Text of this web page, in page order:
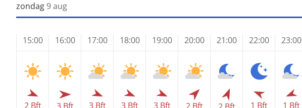
zondag9 aug
15:00
2 Bft
16:00 17:00
3 Bft
18:00
3 Bft
19:00
3 Bft
20:00 21:00 22:00
1 Bft
23:00
1 Bft